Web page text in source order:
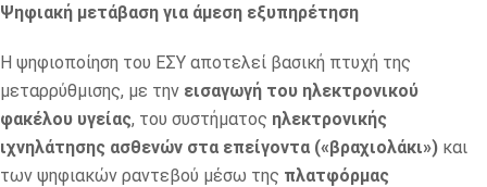
Ψηφιακή μετάβαση για άμεση εξυπηρέτηση
Η ψηφιοποίηση του ΕΣΥ αποτελεί βασική πτυχή της
μεταρρύθμισης, με την εισαγωγή του ηλεκτρονικού
φακέλου υγείας, του συστήματος ηλεκτρονικής
ιχνηλάτησης ασθενών στα επείγοντα («βραχιολάκι») και
των ψηφιακών ραντεβού μέσω της πλατφόρμας